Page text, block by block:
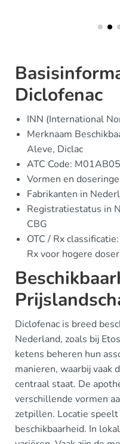
Diclofenac
INN (International
Merknaam
Aleve, Diclac
ATC Code: M01AB05
Vormen en
Fabrikanten in
Registratiestatus in
CBG
OTC / Rx
Rx voor hogere
Diclofenac is breed
Nederland, zoals bij
ketens beheren hun
manieren, waarbij vaak
centraal staat. De
verschillende vormen
zetpillen. Locatie
beschikbaarheid. In